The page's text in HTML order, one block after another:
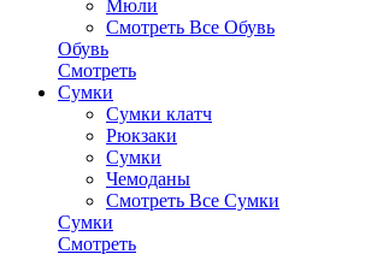
Мюли
Смотреть Все Обувь
Обувь
Смотреть
Сумки
Сумки клатч
Рюкзаки
Сумки
Чемоданы
Смотреть Все Сумки
Сумки
Смотреть